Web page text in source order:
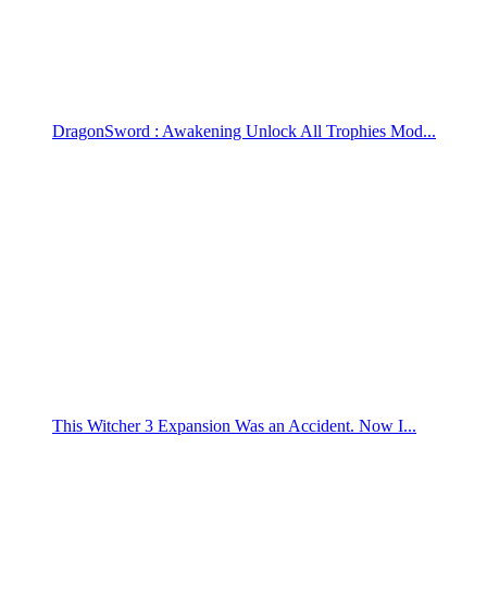
DragonSword : Awakening Unlock All Trophies Mod...
This Witcher 3 Expansion Was an Accident. Now I...